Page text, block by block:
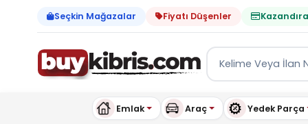
Seçkin Mağazalar Fiyatı Düşenler
Emlak Araç Yedek Parça